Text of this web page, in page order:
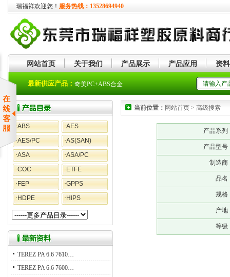
瑞福祥欢迎您！ 服务热线：13528694940
网站首页 关于我们 产品展示 产品应用 资
最新供应产品： 奇美PC+ABS合金
·ABS ·AES
·AES/PC ·AS(SAN)
·ASA ·ASA/PC
·COC · ETFE
· FEP ·GPPS
· HDPE · HIPS
TEREZ PA 6.6 7610…
TEREZ PA 6.6 7600…
当前位置： 网站首页 > 高级搜索
产品系列
产品型号
制造商
品名
规格
产地
等级